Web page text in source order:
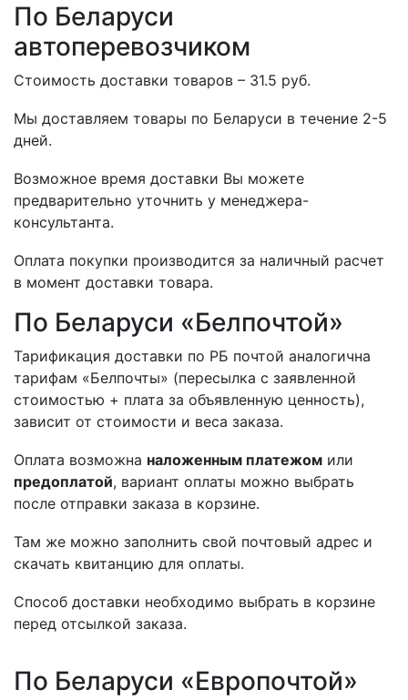
По Беларуси
автоперевозчиком
Стоимость доставки товаров – 31.5 руб.
Мы доставляем товары по Беларуси в течение 2-5
дней.
Возможное время доставки Вы можете
предварительно уточнить у менеджера-
консультанта.
Оплата покупки производится за наличный расчет
в момент доставки товара.
По Беларуси «Белпочтой»
Тарификация доставки по РБ почтой аналогична
тарифам «Белпочты» (пересылка с заявленной
стоимостью + плата за объявленную ценность),
зависит от стоимости и веса заказа.
Оплата возможна наложенным платежом или
предоплатой, вариант оплаты можно выбрать
после отправки заказа в корзине.
Там же можно заполнить свой почтовый адрес и
скачать квитанцию для оплаты.
Способ доставки необходимо выбрать в корзине
перед отсылкой заказа.
По Беларуси «Европочтой»